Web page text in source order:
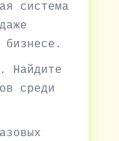
система
бизнесе.
Найдите
среди